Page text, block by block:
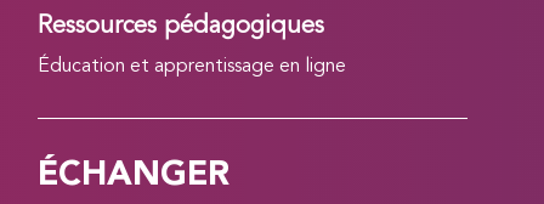
Ressources pédagogiques
Éducation et apprentissage en ligne
ÉCHANGER